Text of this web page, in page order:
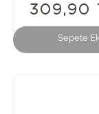
Sepete
309,90